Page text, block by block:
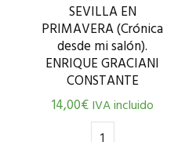
SEVILLA EN
PRIMAVERA (Crónica
desde mi salón).
ENRIQUE GRACIANI
CONSTANTE
14,00€ IVA incluido